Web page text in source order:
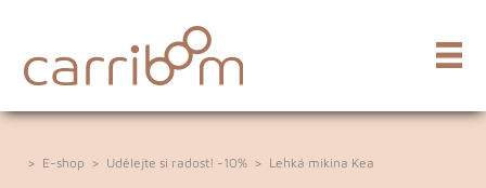
> E-shop > Udělejte si radost! -10% > Lehká mikina Kea